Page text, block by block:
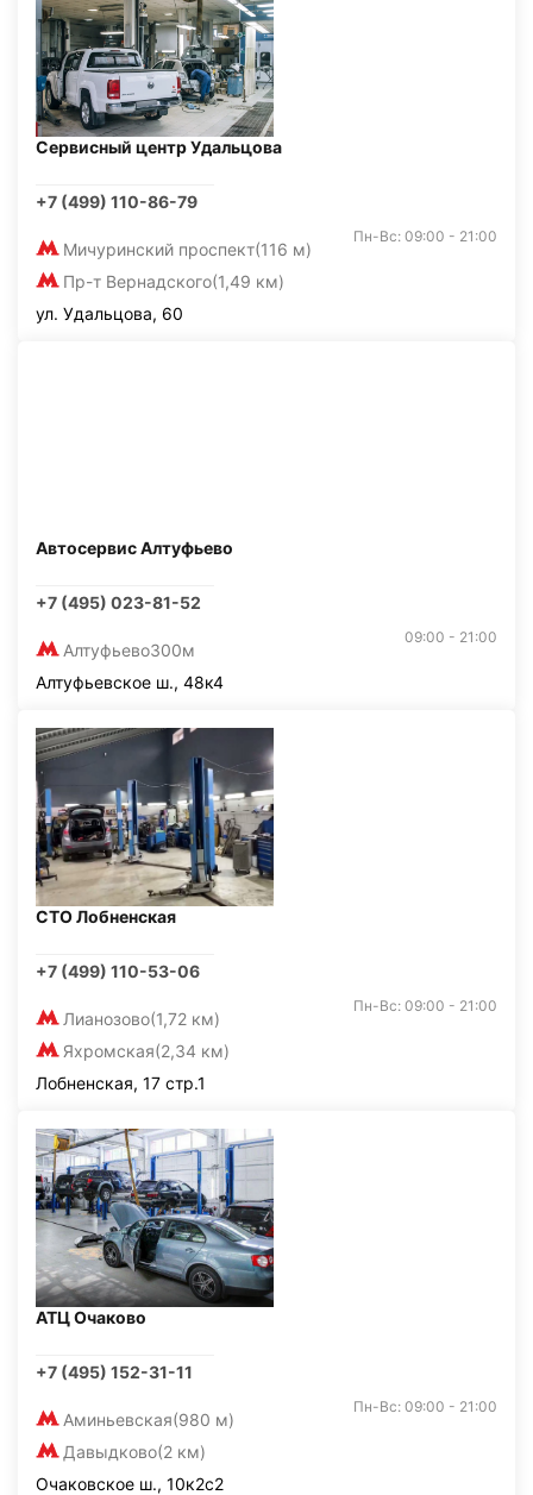
Сервисный центр Удальцова
+7 (499) 110-86-79
Мичуринский проспект(116 м)
Пр-т Вернадского(1,49 км)
Пн-Вс: 09:00 - 21:00
ул. Удальцова, 60
Автосервис Алтуфьево
+7 (495) 023-81-52
Алтуфьево300м
09:00 - 21:00
Алтуфьевское ш., 48к4
СТО Лобненская
+7 (499) 110-53-06
Лианозово(1,72 км)
Яхромская(2,34 км)
Пн-Вс: 09:00 - 21:00
Лобненская, 17 стр.1
АТЦ Очаково
+7 (495) 152-31-11
Аминьевская(980 м)
Давыдково(2 км)
Пн-Вс: 09:00 - 21:00
Очаковское ш., 10к2с2